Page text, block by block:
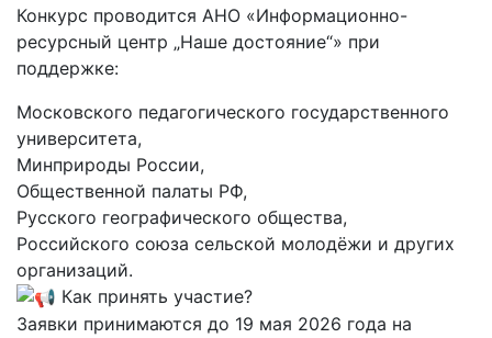
Конкурс проводится АНО «Информационно-
ресурсный центр „Наше достояние“» при
поддержке:
Московского педагогического государственного
университета,
Минприроды России,
Общественной палаты РФ,
Русского географического общества,
Российского союза сельской молодёжи и других
организаций.
Как принять участие?
Заявки принимаются до 19 мая 2026 года на